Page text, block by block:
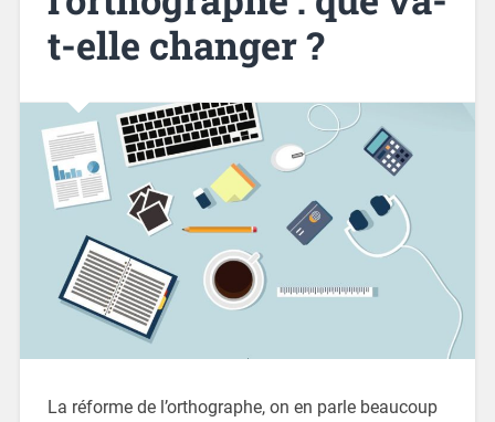
t-elle changer ?
La réforme de l’orthographe, on en parle beaucoup